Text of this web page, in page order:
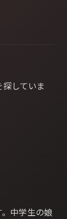
していま
中学生の娘